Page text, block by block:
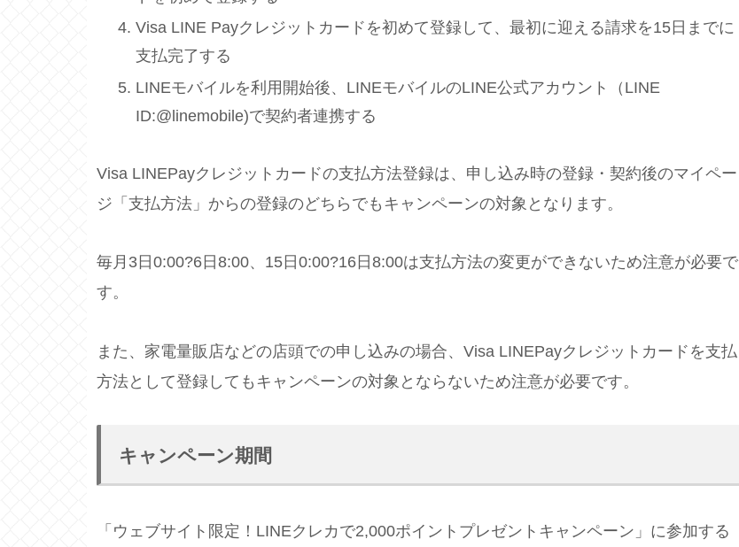
Visa LINE Payクレジットカードを初めて登録して、最初に迎える請求を15日までに
支払完了する
LINEモバイルを利用開始後、LINEモバイルのLINE公式アカウント（LINE
ID:@linemobile)で契約者連携する
Visa LINEPayクレジットカードの支払方法登録は、申し込み時の登録・契約後のマイペー
ジ「支払方法」からの登録のどちらでもキャンペーンの対象となります。
毎月3日0:00?6日8:00、15日0:00?16日8:00は支払方法の変更ができないため注意が必要で
す。
また、家電量販店などの店頭での申し込みの場合、Visa LINEPayクレジットカードを支払
方法として登録してもキャンペーンの対象とならないため注意が必要です。
キャンペーン期間
「ウェブサイト限定！LINEクレカで2,000ポイントプレゼントキャンペーン」に参加する